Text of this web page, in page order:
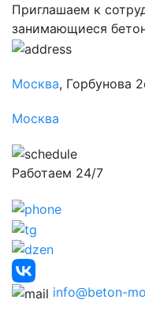
Приглашаем к
занимающиеся
Москва, Горбунова
Москва
Работаем 24/7
info@beton-